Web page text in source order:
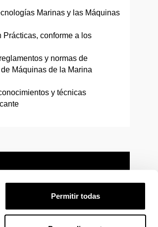
Permitir todas
Marinas y las Máquinas
conforme a los
y normas de
Máquinas de la Marina
y técnicas
Mapa Ayuda Contacto